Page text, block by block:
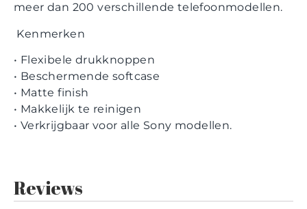
meer dan 200 verschillende telefoonmodellen.
Kenmerken
• Flexibele drukknoppen
• Beschermende softcase
• Matte finish
• Makkelijk te reinigen
• Verkrijgbaar voor alle Sony modellen.
Reviews